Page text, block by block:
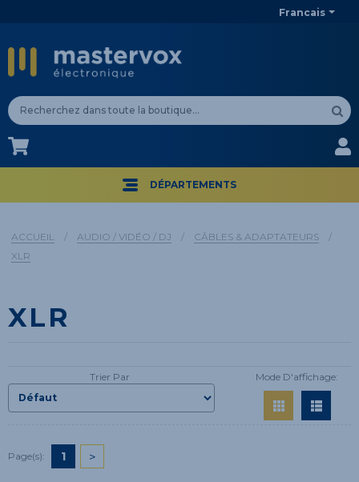
Francais
CA$
DÉPARTEMENTS
ACCUEIL / AUDIO / VIDÉO / DJ / CÂBLES & ADAPTATEURS
/
XLR
XLR
Trier Par Mode D'affichage:
Page(s): 1 >